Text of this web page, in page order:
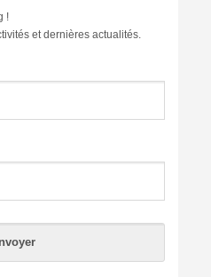
!
et dernières actualités.